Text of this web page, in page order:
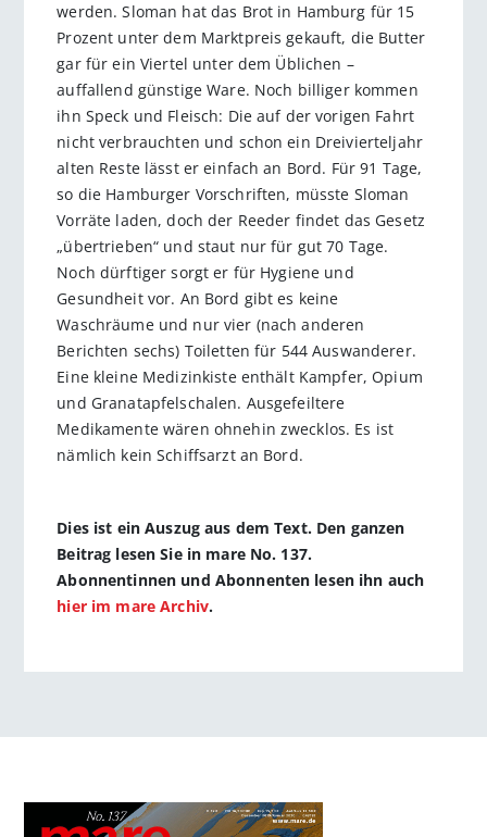
werden. Sloman hat das Brot in Hamburg für 15
Prozent unter dem Marktpreis gekauft, die Butter
gar für ein Viertel unter dem Üblichen –
auffallend günstige Ware. Noch billiger kommen
ihn Speck und Fleisch: Die auf der vorigen Fahrt
nicht verbrauchten und schon ein Dreivierteljahr
alten Reste lässt er einfach an Bord. Für 91 Tage,
so die Hamburger Vorschriften, müsste Sloman
Vorräte laden, doch der Reeder findet das Gesetz
„übertrieben“ und staut nur für gut 70 Tage.
Noch dürftiger sorgt er für Hygiene und
Gesundheit vor. An Bord gibt es keine
Waschräume und nur vier (nach anderen
Berichten sechs) Toiletten für 544 Auswanderer.
Eine kleine Medizinkiste enthält Kampfer, Opium
und Granatapfelschalen. Ausgefeiltere
Medikamente wären ohnehin zwecklos. Es ist
nämlich kein Schiffsarzt an Bord.
Dies ist ein Auszug aus dem Text. Den ganzen
Beitrag lesen Sie in mare No. 137.
Abonnentinnen und Abonnenten lesen ihn auch
hier im mare Archiv.